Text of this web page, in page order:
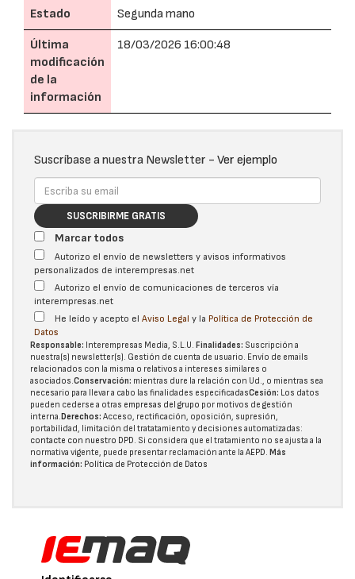
Estado Segunda mano
Última
modificación
de la
información
18/03/2026 16:00:48
Suscríbase a nuestra Newsletter - Ver ejemplo
SUSCRIBIRME GRATIS
Marcar todos
Autorizo el envío de newsletters y avisos informativos
personalizados de interempresas.net
Autorizo el envío de comunicaciones de terceros vía
interempresas.net
He leído y acepto el Aviso Legal y la Política de Protección de
Datos
Responsable: Interempresas Media, S.L.U. Finalidades: Suscripción a
nuestra(s) newsletter(s). Gestión de cuenta de usuario. Envío de emails
relacionados con la misma o relativos a intereses similares o
asociados.Conservación: mientras dure la relación con Ud., o mientras sea
necesario para llevar a cabo las finalidades especificadasCesión: Los datos
pueden cederse a otras empresas del grupo por motivos de gestión
interna.Derechos: Acceso, rectificación, oposición, supresión,
portabilidad, limitación del tratatamiento y decisiones automatizadas:
contacte con nuestro DPD. Si considera que el tratamiento no se ajusta a la
normativa vigente, puede presentar reclamación ante la AEPD. Más
información: Política de Protección de Datos